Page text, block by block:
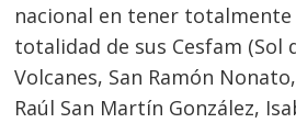
nacional en tener
totalidad de sus Cesfam (Sol
Volcanes, San Ramón
Raúl San Martín González,